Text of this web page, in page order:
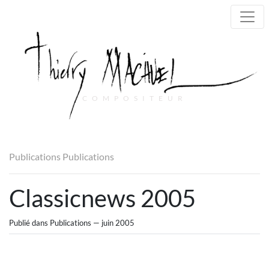
COMPOSITEUR
Main Navigation
Publications Publications
Classicnews 2005
Publié dans Publications — juin 2005